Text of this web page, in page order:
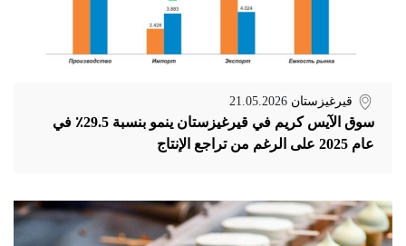
قيرغيزستان 21.05.2026
سوق الآيس كريم في قيرغيزستان ينمو بنسبة 29.5٪ في
عام 2025 على الرغم من تراجع الإنتاج